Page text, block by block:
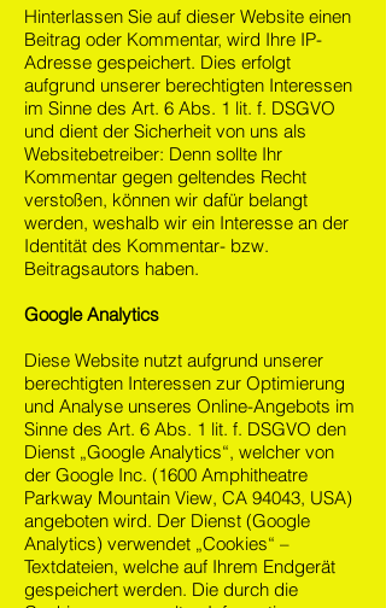
Hinterlassen Sie auf dieser Website einen
Beitrag oder Kommentar, wird Ihre IP-
Adresse gespeichert. Dies erfolgt
aufgrund unserer berechtigten Interessen
im Sinne des Art. 6 Abs. 1 lit. f. DSGVO
und dient der Sicherheit von uns als
Websitebetreiber: Denn sollte Ihr
Kommentar gegen geltendes Recht
verstoßen, können wir dafür belangt
werden, weshalb wir ein Interesse an der
Identität des Kommentar- bzw.
Beitragsautors haben.
Google Analytics
Diese Website nutzt aufgrund unserer
berechtigten Interessen zur Optimierung
und Analyse unseres Online-Angebots im
Sinne des Art. 6 Abs. 1 lit. f. DSGVO den
Dienst „Google Analytics“, welcher von
der Google Inc. (1600 Amphitheatre
Parkway Mountain View, CA 94043, USA)
angeboten wird. Der Dienst (Google
Analytics) verwendet „Cookies“ –
Textdateien, welche auf Ihrem Endgerät
gespeichert werden. Die durch die